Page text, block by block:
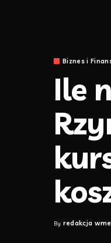
Biznes i
Ile
Posted
By redakcja